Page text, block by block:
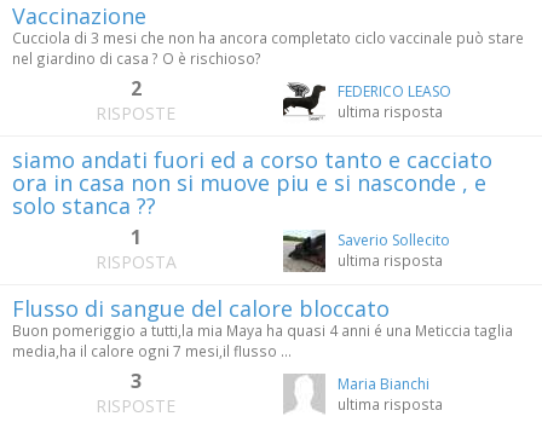
Vaccinazione
Cucciola di 3 mesi che non ha ancora completato ciclo vaccinale può stare
nel giardino di casa ? O è rischioso?
2
RISPOSTE
FEDERICO LEASO
ultima risposta
siamo andati fuori ed a corso tanto e cacciato
ora in casa non si muove piu e si nasconde , e
solo stanca ??
1
RISPOSTA
Saverio Sollecito
ultima risposta
Flusso di sangue del calore bloccato
Buon pomeriggio a tutti,la mia Maya ha quasi 4 anni é una Meticcia taglia
media,ha il calore ogni 7 mesi,il flusso ...
3
RISPOSTE
Maria Bianchi
ultima risposta